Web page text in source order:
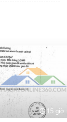
15 giờ